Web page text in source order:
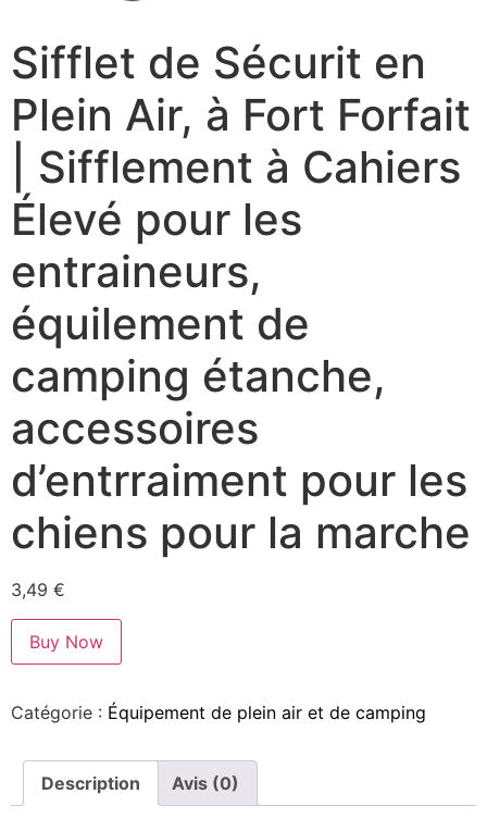
Sifflet de Sécurit en
Plein Air, à Fort Forfait
| Sifflement à Cahiers
Élevé pour les
entraineurs,
équilement de
camping étanche,
accessoires
d’entrraiment pour les
chiens pour la marche
3,49 €
Buy Now
Catégorie : Équipement de plein air et de camping
Description Avis (0)